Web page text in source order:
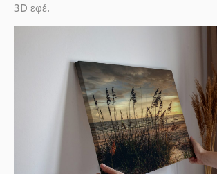
3D εφέ.